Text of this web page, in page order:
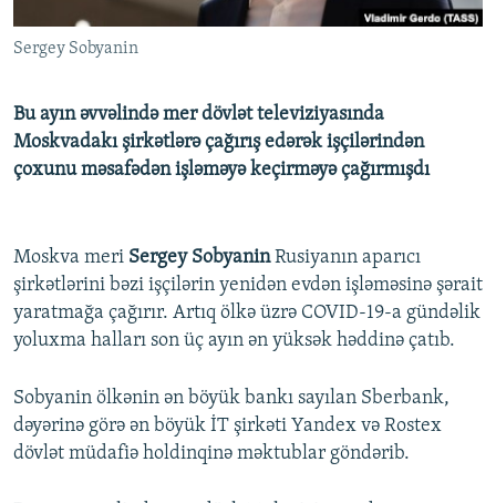
İSLAM VƏ DEMOKRATIYA
İZ - MƏDƏNIYYƏT PROQRAMI
PEŞƏ ETIKASI VƏ JURNALISTIKA STANDARTLARIMIZ
MATERIALLARIMIZDAN ISTIFADƏ
BIZIMLƏ ƏLAQƏ
XƏBƏR BÜLLETENLƏRIMIZ
Sergey Sobyanin
Bu ayın əvvəlində mer dövlət televiziyasında
Moskvadakı şirkətlərə çağırış edərək işçilərindən
çoxunu məsafədən işləməyə keçirməyə çağırmışdı
Moskva meri Sergey SobyaninRusiyanın aparıcı
şirkətlərini bəzi işçilərin yenidən evdən işləməsinə şərait
yaratmağa çağırır. Artıq ölkə üzrə COVID-19-a gündəlik
yoluxma halları son üç ayın ən yüksək həddinə çatıb.
Sobyanin ölkənin ən böyük bankı sayılan Sberbank,
dəyərinə görə ən böyük İT şirkəti Yandex və Rostex
dövlət müdafiə holdinqinə məktublar göndərib.